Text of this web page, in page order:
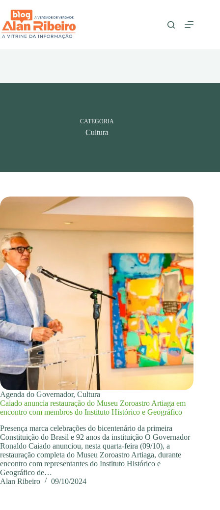
para
conteúdo
CATEGORIA
Cultura
Agenda do Governador, Cultura
Caiado anuncia restauração do Museu Zoroastro Artiaga em
encontro com membros do Instituto Histórico e Geográfico
Presença marca celebrações do bicentenário da primeira
Constituição do Brasil e 92 anos da instituição O Governador
Ronaldo Caiado anunciou, nesta quarta-feira (09/10), a
restauração completa do Museu Zoroastro Artiaga, durante
encontro com representantes do Instituto Histórico e
Geográfico de…
Alan Ribeiro
09/10/2024